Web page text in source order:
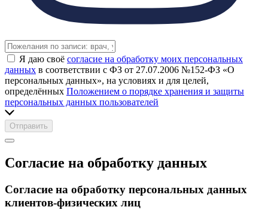
Я даю своё согласие на обработку моих персональных
данных в соответствии с ФЗ от 27.07.2006 №152-ФЗ «О
персональных данных», на условиях и для целей,
определённых Положением о порядке хранения и защиты
персональных данных пользователей
Отправить
Согласие на обработку данных
Согласие на обработку персональных данных
клиентов-физических лиц